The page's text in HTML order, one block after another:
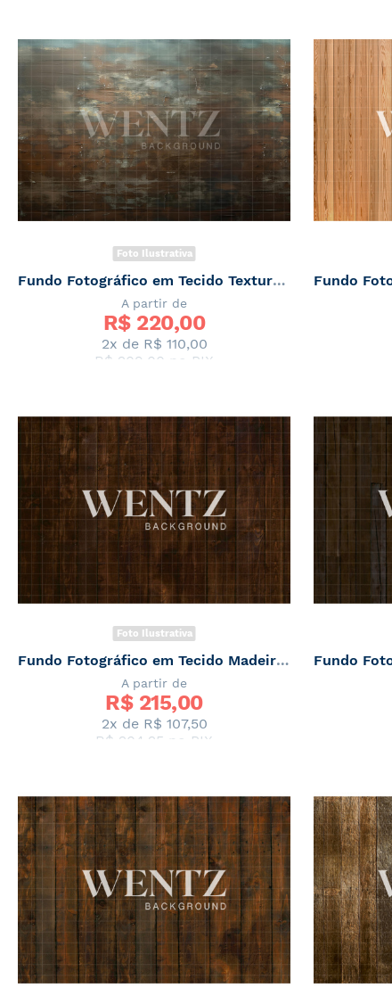
Foto Ilustrativa
Fundo Fotográfico em Tecido Textura Madeira Envelhecida / Backdrop 5718
A partir de
R$ 220,00
2x de R$ 110,00
R$ 209,00 no PIX
Foto Ilustrativa
Fundo Fotográfico em Tecido Madeira Escura / Backdrop 2349
A partir de
R$ 215,00
2x de R$ 107,50
R$ 204,25 no PIX